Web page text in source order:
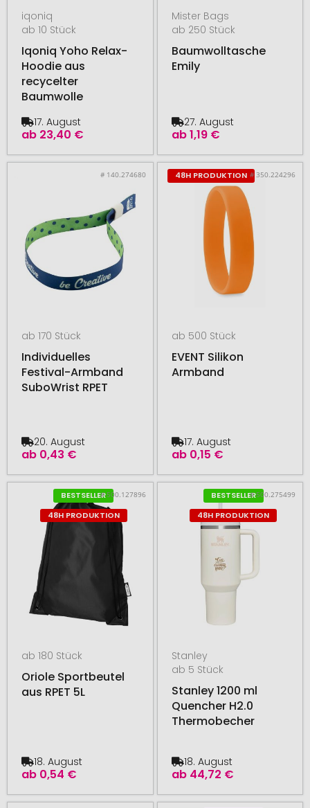
iqoniq
ab 10 Stück
Iqoniq Yoho Relax-
Hoodie aus
recycelter
Baumwolle
ab 23,40 €
17. August
Mister Bags
ab 250 Stück
Baumwolltasche
Emily
ab1,19 €
27. August
# 140.274680
ab 170 Stück
Individuelles
Festival-Armband
SuboWrist RPET
ab 0,43 €
20. August
48H PRODUKTION # 350.224296
ab 500 Stück
EVENT Silikon
Armband
ab 0,15 €
17. August
BESTSELLER
48H PRODUKTION
# 500.127896
ab 180 Stück
Oriole Sportbeutel
aus RPET 5L
ab 0,54 €
18. August
BESTSELLER
48H PRODUKTION
# 500.275499
Stanley
ab 5 Stück
Stanley 1200 ml
Quencher H2.0
Thermobecher
ab 44,72 €
18. August